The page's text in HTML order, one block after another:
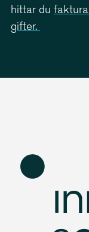
hittar du
gifter.